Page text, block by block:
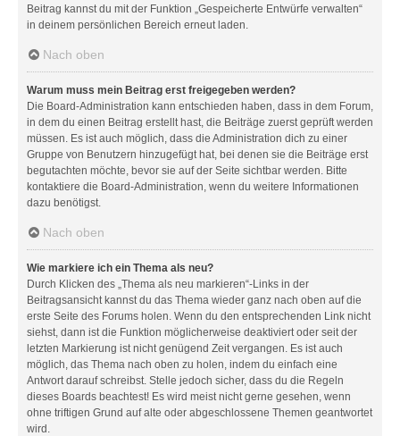
Beitrag kannst du mit der Funktion „Gespeicherte Entwürfe verwalten“
in deinem persönlichen Bereich erneut laden.
Nach oben
Warum muss mein Beitrag erst freigegeben werden?
Die Board-Administration kann entschieden haben, dass in dem Forum,
in dem du einen Beitrag erstellt hast, die Beiträge zuerst geprüft werden
müssen. Es ist auch möglich, dass die Administration dich zu einer
Gruppe von Benutzern hinzugefügt hat, bei denen sie die Beiträge erst
begutachten möchte, bevor sie auf der Seite sichtbar werden. Bitte
kontaktiere die Board-Administration, wenn du weitere Informationen
dazu benötigst.
Nach oben
Wie markiere ich ein Thema als neu?
Durch Klicken des „Thema als neu markieren“-Links in der
Beitragsansicht kannst du das Thema wieder ganz nach oben auf die
erste Seite des Forums holen. Wenn du den entsprechenden Link nicht
siehst, dann ist die Funktion möglicherweise deaktiviert oder seit der
letzten Markierung ist nicht genügend Zeit vergangen. Es ist auch
möglich, das Thema nach oben zu holen, indem du einfach eine
Antwort darauf schreibst. Stelle jedoch sicher, dass du die Regeln
dieses Boards beachtest! Es wird meist nicht gerne gesehen, wenn
ohne triftigen Grund auf alte oder abgeschlossene Themen geantwortet
wird.